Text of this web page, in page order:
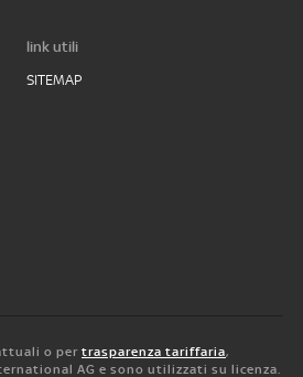
link utili
SITEMAP
o per trasparenza tariffaria,
AG e sono utilizzati su licenza.